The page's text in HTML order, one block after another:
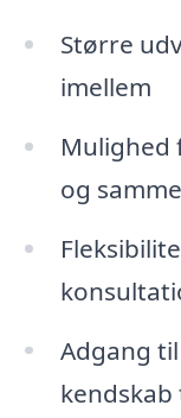
Større
imellem
Mulighed
og
Adgang